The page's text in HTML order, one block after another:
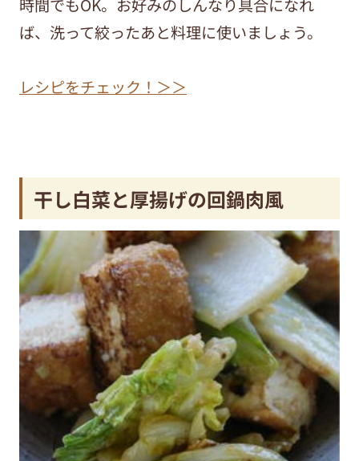
時間でもOK。お好みのしんなり具合になれ
ば、洗って絞ったあと料理に使いましょう。
レシピをチェック！＞＞
干し白菜と厚揚げの回鍋肉風